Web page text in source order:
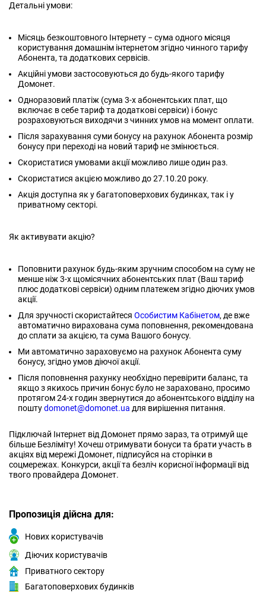
Детальні умови:
Місяць безкоштовного Інтернету − сума одного місяця
користування домашнім інтернетом згідно чинного тарифу
Абонента, та додаткових сервісів.
Акційні умови застосовуються до будь-якого тарифу
Домонет.
Одноразовий платіж (сума 3-х абонентських плат, що
включає в себе тариф та додаткові сервіси) і бонус
розраховуються виходячи з чинних умов на момент оплати.
Після зарахування суми бонусу на рахунок Абонента розмір
бонусу при переході на новий тариф не змінюється.
Скористатися умовами акції можливо лише один раз.
Скористатися акцією можливо до 27.10.20 року.
Акція доступна як у багатоповерхових будинках, так і у
приватному секторі.
Як активувати акцію?
Поповнити рахунок будь-яким зручним способом на суму не
менше ніж 3-х щомісячних абонентських плат (Ваш тариф
плюс додаткові сервіси) одним платежем згідно діючих умов
акції.
Для зручності скористайтеся Особистим Кабінетом, де вже
автоматично вирахована сума поповнення, рекомендована
до сплати за акцією, та сума Вашого бонусу.
Ми автоматично зараховуємо на рахунок Абонента суму
бонусу, згідно умов діючої акції.
Після поповнення рахунку необхідно перевірити баланс, та
якщо з якихось причин бонус було не зараховано, просимо
протягом 24-х годин звернутися до абонентського відділу на
поштуdomonet@domonet.ua для вирішення питання.
Підключай Інтернет від Домонет прямо зараз, та отримуй ще
більше Безліміту! Хочеш отримувати бонуси та брати участь в
акціях від мережі Домонет, підписуйся на сторінки в
соцмережах. Конкурси, акції та безліч корисної інформації від
твого провайдера Домонет.
Пропозиція дійсна для:
Нових користувачів
Діючих користувачів
Приватного сектору
Багатоповерхових будинків